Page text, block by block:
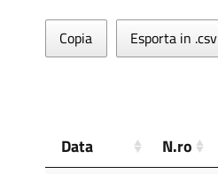
Copia Esporta in .csv
Data N.ro